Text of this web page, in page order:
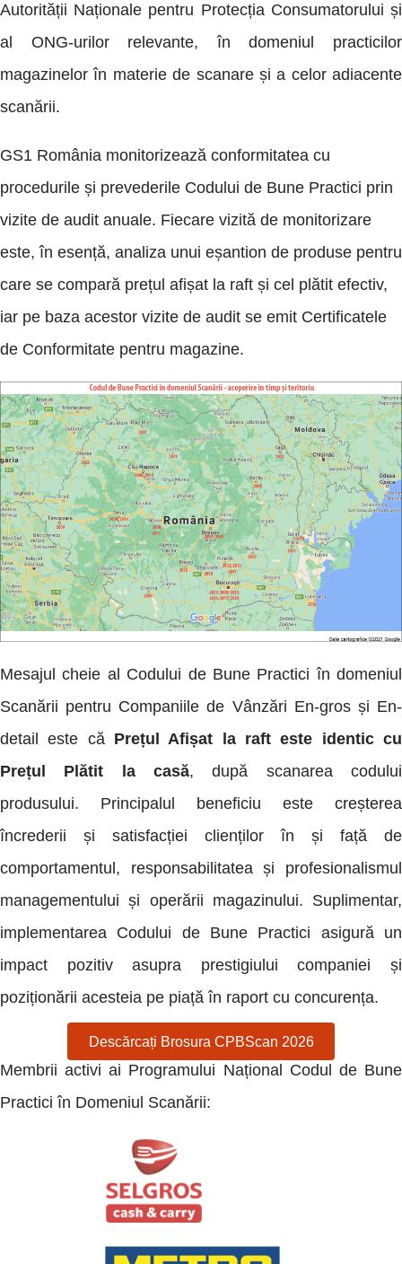
Autorității Naționale pentru Protecția Consumatorului și
al ONG-urilor relevante, în domeniul practicilor
magazinelor în materie de scanare și a celor adiacente
scanării.
GS1 România monitorizează conformitatea cu
procedurile și prevederile Codului de Bune Practici prin
vizite de audit anuale. Fiecare vizită de monitorizare
este, în esență, analiza unui eșantion de produse pentru
care se compară prețul afișat la raft și cel plătit efectiv,
iar pe baza acestor vizite de audit se emit Certificatele
de Conformitate pentru magazine.
Mesajul cheie al Codului de Bune Practici în domeniul
Scanării pentru Companiile de Vânzări En-gros și En-
detail este că Prețul Afișat la raft este identic cu
Prețul Plătit la casă, după scanarea codului
produsului. Principalul beneficiu este creșterea
încrederii și satisfacției clienților în și față de
comportamentul, responsabilitatea și profesionalismul
managementului și operării magazinului. Suplimentar,
implementarea Codului de Bune Practici asigură un
impact pozitiv asupra prestigiului companiei și
poziționării acesteia pe piață în raport cu concurența.
Descărcați Brosura CPBScan 2026
Membrii activi ai Programului Național Codul de Bune
Practici în Domeniul Scanării: